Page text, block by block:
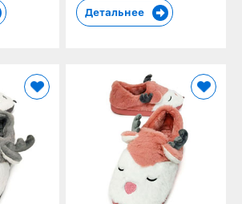
Детальнее